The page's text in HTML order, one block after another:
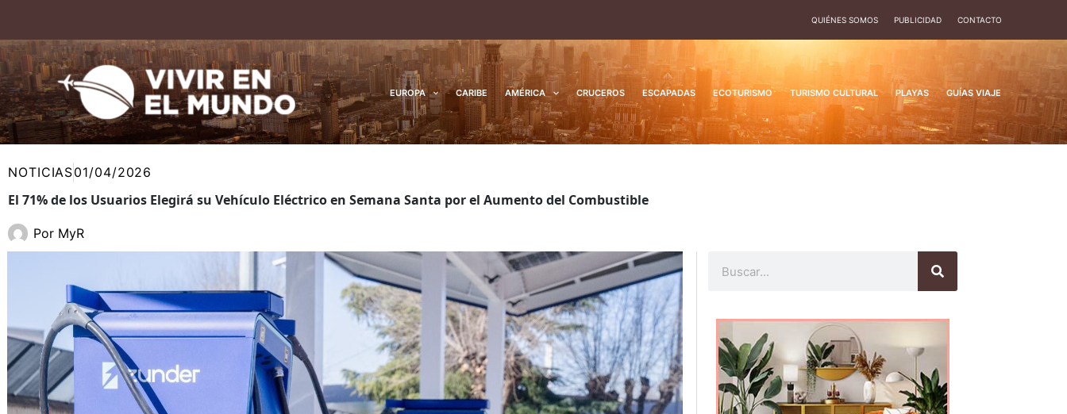
contenido
QUIÉNES SOMOS PUBLICIDAD CONTACTO
EUROPA CARIBE AMÉRICA CRUCEROS ESCAPADAS ECOTURISMO TURISMO CULTURAL PLAYAS GUÍAS VIAJE
NOTICIAS01/04/2026
El 71% de los Usuarios Elegirá su Vehículo Eléctrico en Semana Santa por el Aumento del Combustible
Por MyR